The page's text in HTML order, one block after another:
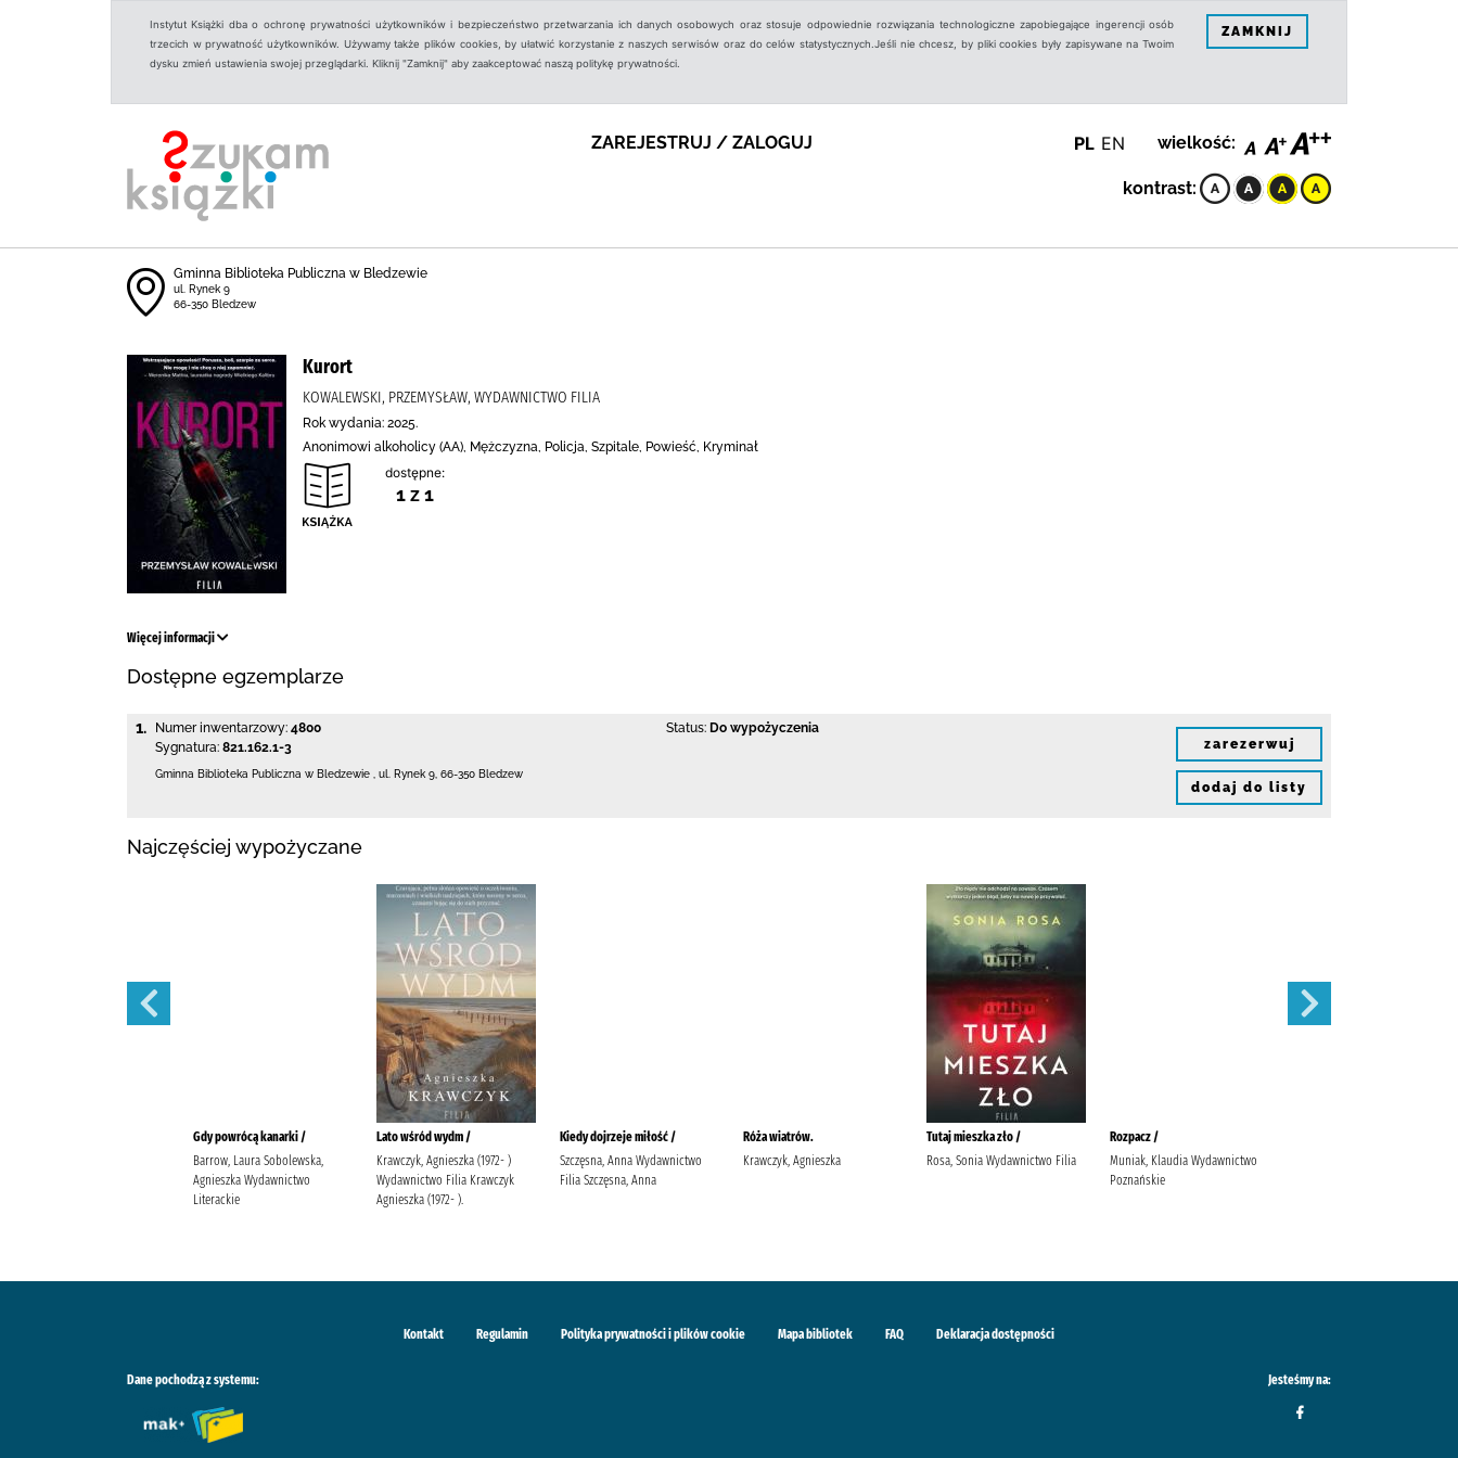
Instytut Książki dba o ochronę prywatności użytkowników i bezpieczeństwo przetwarzania ich danych osobowych oraz stosuje odpowiednie rozwiązania technologiczne zapobiegające ingerencji osób
trzecich w prywatność użytkowników. Używamy także plików cookies, by ułatwić korzystanie z naszych serwisów oraz do celów statystycznych.Jeśli nie chcesz, by pliki cookies były zapisywane na Twoim
dysku zmień ustawienia swojej przeglądarki. Kliknij "Zamknij" aby zaakceptować naszą politykę prywatności.
ZAMKNIJ
ZAREJESTRUJ / ZALOGUJ PL EN wielkość:
kontrast:
Gminna Biblioteka Publiczna w Bledzewie
ul. Rynek 9
66-350 Bledzew
Kurort
KOWALEWSKI, PRZEMYSŁAW, WYDAWNICTWO FILIA
Rok wydania: 2025.
Anonimowi alkoholicy (AA), Mężczyzna, Policja, Szpitale, Powieść, Kryminał
dostępne:
1 z 1
Więcej informacji
Dostępne egzemplarze
1. Numer inwentarzowy: 4800
Sygnatura: 821.162.1-3
Status: Do wypożyczenia
Gminna Biblioteka Publiczna w Bledzewie ul. Rynek 9 66-350 Bledzew
zarezerwuj
dodaj do listy
Najczęściej wypożyczane
Gdy powrócą kanarki /
Barrow, Laura Sobolewska,
Agnieszka Wydawnictwo
Literackie
Lato wśród wydm /
Krawczyk, Agnieszka (1972- )
Wydawnictwo Filia Krawczyk
Agnieszka (1972- ).
Kiedy dojrzeje miłość /
Szczęsna, Anna Wydawnictwo
Filia Szczęsna, Anna
Róża wiatrów.
Krawczyk, Agnieszka
Tutaj mieszka zło /
Rosa, Sonia Wydawnictwo Filia
Rozpacz /
Muniak, Klaudia Wydawnictwo
Poznańskie
Kontakt Regulamin Polityka prywatności i plików cookie Mapa bibliotek FAQ Deklaracja dostępności
Dane pochodzą z systemu: Jesteśmy na: